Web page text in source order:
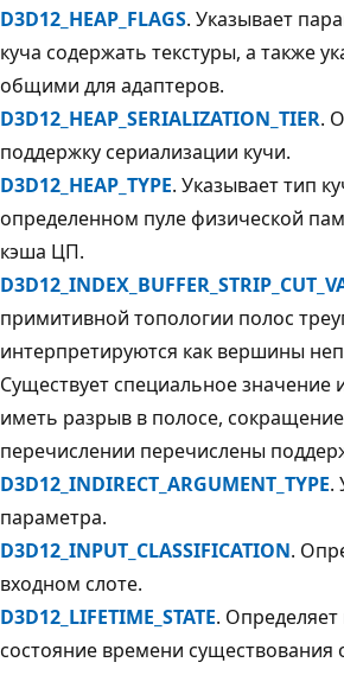
D3D12_HEAP_FLAGS. Указывает
куча содержать текстуры, а также
общими для адаптеров.
D3D12_HEAP_SERIALIZATION_TIER.
поддержку сериализации кучи.
D3D12_HEAP_TYPE. Указывает тип
определенном пуле физической
кэша ЦП.
примитивной топологии полос
интерпретируются как вершины
Существует специальное
иметь разрыв в полосе,
перечислении перечислены
D3D12_INDIRECT_ARGUMENT_TYPE.
параметра.
D3D12_INPUT_CLASSIFICATION.
входном слоте.
D3D12_LIFETIME_STATE.
состояние времени существования